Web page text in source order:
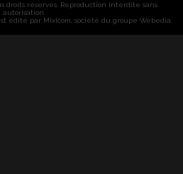
droits réservés. Reproduction interdite sans
autorisation.
édité par Mixicom, société du groupe Webedia.